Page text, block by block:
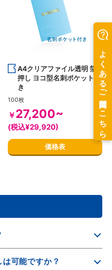
A4クリアファイル透明 箔
押し ヨコ型名刺ポケット付
き
100枚
￥27,200~
(税込¥29,920)
価格表
ク、グリーンメタリック）よ
可能ですか？